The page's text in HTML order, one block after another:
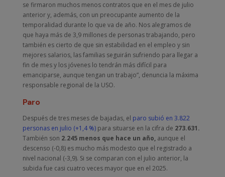
se firmaron muchos menos contratos que en el mes de julio
anterior y, además, con un preocupante aumento de la
temporalidad durante lo que va de año. Nos alegramos de
que haya más de 3,9 millones de personas trabajando, pero
también es cierto de que sin estabilidad en el empleo y sin
mejores salarios, las familias seguirán sufriendo para llegar a
fin de mes y los jóvenes lo tendrán más difícil para
emanciparse, aunque tengan un trabajo”, denuncia la máxima
responsable regional de la USO.
Paro
Después de tres meses de bajadas, el paro subió en 3.822
personas en julio (+1,4 %)para situarse en la cifra de 273.631.
También son 2.245 menos que hace un año,aunque el
descenso (-0,8) es mucho más modesto que el registrado a
nivel nacional (-3,9). Si se comparan con el julio anterior, la
subida fue casi cuatro veces mayor que en el 2025.